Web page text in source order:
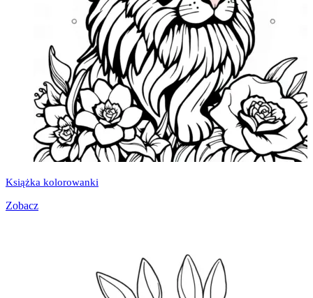
Książka kolorowanki
Zobacz